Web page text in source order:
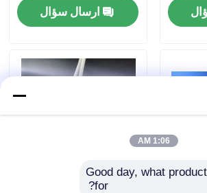
ارسال سؤال
روشنایی فلک های
1:06 AM
Good day, what
for?